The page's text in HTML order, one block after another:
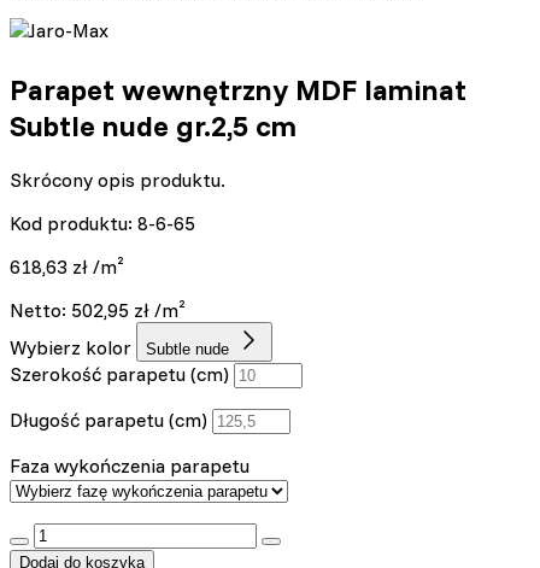
Parapet wewnętrzny MDF laminat
Subtle nude gr.2,5 cm
Skrócony opis produktu.
Kod produktu: 8-6-65
618,63 zł /m²
Netto: 502,95 zł /m²
Wybierz kolor
Subtle nude
Szerokość parapetu (cm)
Długość parapetu (cm)
Faza wykończenia parapetu
:product_name quantity
Dodaj do koszyka